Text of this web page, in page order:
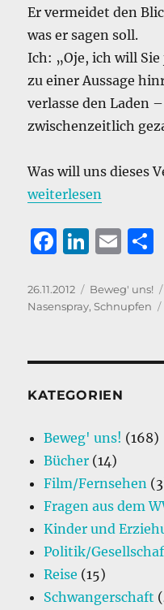
Er vermeidet den
was er sagen soll.
Ich: „Oje, ich will
zu einer Aussage
verlasse den Laden
zwischenzeitlich
Was will uns dieses
„WORTdealer fragt
weiterlesen
F
c
e
o
o
Li
k
e
I
n
E
ai
l
Veröffentlicht
am
26.11.2012 Kategorien
Beweg' uns!
Nasenspray,Schnupfen
KATEGORIEN
Beweg' uns! (168)
Bücher (14)
Film/Fernsehen
Fragen aus dem
Kinder und
Politik/
Reise (15)
Schwangerschaft